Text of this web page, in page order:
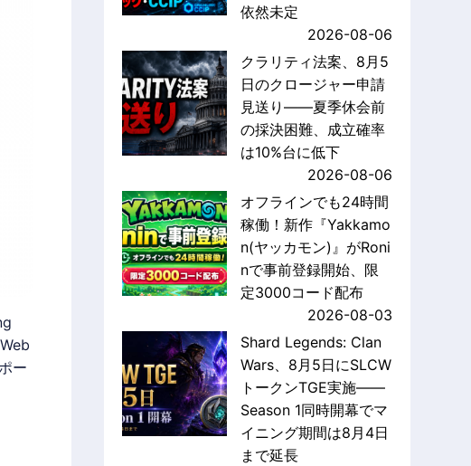
ー
依然未定
2026-08-06
クラリティ法案、8月5
日のクロージャー申請
見送り——夏季休会前
の採決困難、成立確率
は10%台に低下
2026-08-06
オフラインでも24時間
稼働！新作『Yakkamo
n(ヤッカモン)』がRoni
nで事前登録開始、限
定3000コード配布
2026-08-03
Shard Legends: Clan
Wars、8月5日にSLCW
トークンTGE実施——
Season 1同時開幕でマ
イニング期間は8月4日
まで延長